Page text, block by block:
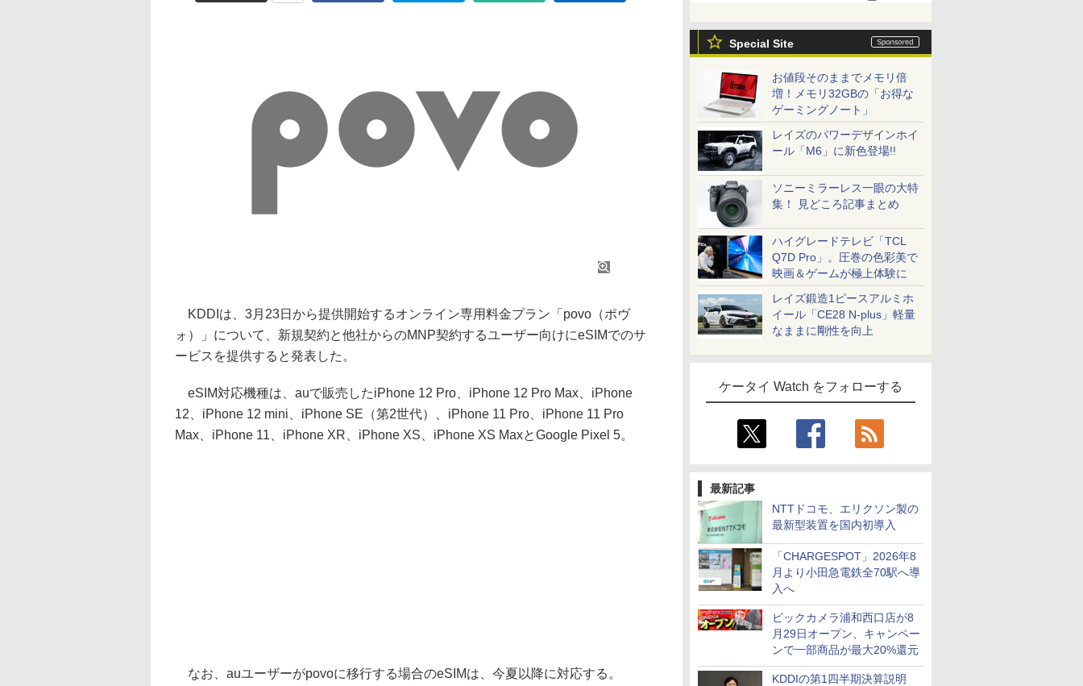
Special Site
お値段そのままでメモリ倍
増！メモリ32GBの「お得な
ゲーミングノート」
レイズのパワーデザインホイ
ール「M6」に新色登場!!
ソニーミラーレス一眼の大特
集！ 見どころ記事まとめ
ハイグレードテレビ「TCL
Q7D Pro」。圧巻の色彩美で
映画＆ゲームが極上体験に
レイズ鍛造1ピースアルミホ
イール「CE28 N-plus」軽量
なままに剛性を向上
ケータイ Watch をフォローする
最新記事
NTTドコモ、エリクソン製の
最新型装置を国内初導入
「CHARGESPOT」2026年8
月より小田急電鉄全70駅へ導
入へ
ビックカメラ浦和西口店が8
月29日オープン、キャンペー
ンで一部商品が最大20%還元
KDDIの第1四半期決算説明
KDDIは、3月23日から提供開始するオンライン専用料金プラン「povo（ポヴ
ォ）」について、新規契約と他社からのMNP契約するユーザー向けにeSIMでのサ
ービスを提供すると発表した。
eSIM対応機種は、auで販売したiPhone 12 Pro、iPhone 12 Pro Max、iPhone
12、iPhone 12 mini、iPhone SE（第2世代）、iPhone 11 Pro、iPhone 11 Pro
Max、iPhone 11、iPhone XR、iPhone XS、iPhone XS MaxとGoogle Pixel 5。
なお、auユーザーがpovoに移行する場合のeSIMは、今夏以降に対応する。